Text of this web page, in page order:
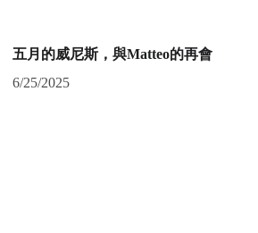
五月的威尼斯，與Matteo的再會
6/25/2025